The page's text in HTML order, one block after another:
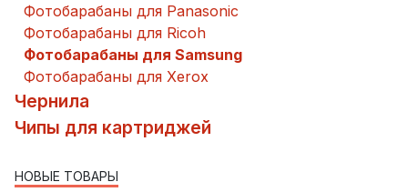
Фотобарабаны для Panasonic
Фотобарабаны для Ricoh
Фотобарабаны для Samsung
Фотобарабаны для Xerox
Чернила
Чипы для картриджей
НОВЫЕ ТОВАРЫ